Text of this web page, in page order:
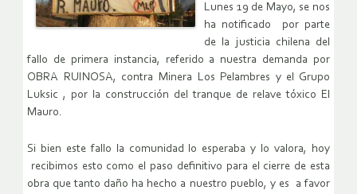
Lunes 19 de Mayo, se nos
ha notificado por parte
de la justicia chilena del
fallo de primera instancia, referido a nuestra demanda por
OBRA RUINOSA, contra Minera Los Pelambres y el Grupo
Luksic , por la construcción del tranque de relave tóxico El
Mauro.
Si bien este fallo la comunidad lo esperaba y lo valora, hoy
recibimos esto como el paso definitivo para el cierre de esta
obra que tanto daño ha hecho a nuestro pueblo, y es a favor